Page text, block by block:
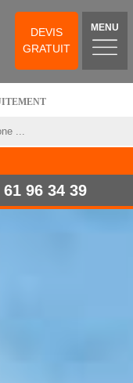
DEVIS
GRATUIT
MENU
61 96 34 39